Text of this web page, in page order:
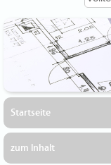
Startseite
zum Inhalt